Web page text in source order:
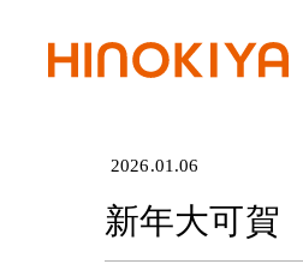
2026.01.06
新年大可賀